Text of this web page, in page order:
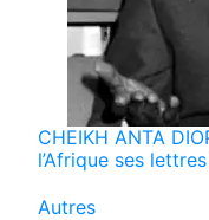
CHEIKH ANTA
l’Afrique ses
Par rapport à
Autres